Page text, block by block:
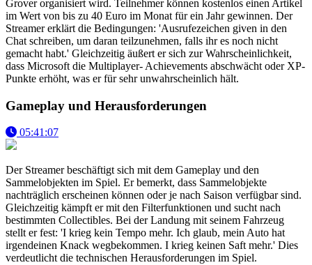
Grover organisiert wird. Teilnehmer können kostenlos einen Artikel
im Wert von bis zu 40 Euro im Monat für ein Jahr gewinnen. Der
Streamer erklärt die Bedingungen: 'Ausrufezeichen given in den
Chat schreiben, um daran teilzunehmen, falls ihr es noch nicht
gemacht habt.' Gleichzeitig äußert er sich zur Wahrscheinlichkeit,
dass Microsoft die Multiplayer- Achievements abschwächt oder XP-
Punkte erhöht, was er für sehr unwahrscheinlich hält.
Gameplay und Herausforderungen
05:41:07
Der Streamer beschäftigt sich mit dem Gameplay und den
Sammelobjekten im Spiel. Er bemerkt, dass Sammelobjekte
nachträglich erscheinen können oder je nach Saison verfügbar sind.
Gleichzeitig kämpft er mit den Filterfunktionen und sucht nach
bestimmten Collectibles. Bei der Landung mit seinem Fahrzeug
stellt er fest: 'I krieg kein Tempo mehr. Ich glaub, mein Auto hat
irgendeinen Knack wegbekommen. I krieg keinen Saft mehr.' Dies
verdeutlicht die technischen Herausforderungen im Spiel.